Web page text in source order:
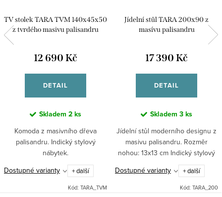
TV stolek TARA TVM 140x45x50
z tvrdého masivu palisandru
12 690 Kč
DETAIL
Skladem 2 ks
Komoda z masivního dřeva
palisandru. Indický stylový
nábytek.
Dostupné varianty
+ další
Kód: TARA_TVM
Jídelní stůl TARA 200x90 z
masívu palisandru
17 390 Kč
DETAIL
Skladem 3 ks
Jídelní stůl moderního designu z
masivu palisandru. Rozměr
nohou: 13x13 cm Indický stylový
nábytek.
Dostupné varianty + další
Kód: TARA_200